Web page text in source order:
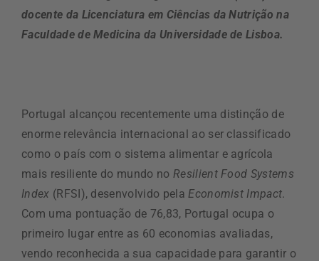
docente da Licenciatura em Ciências da Nutrição na
Faculdade de Medicina da Universidade de Lisboa.
Portugal alcançou recentemente uma distinção de
enorme relevância internacional ao ser classificado
como o país com o sistema alimentar e agrícola
mais resiliente do mundo no Resilient Food Systems
Index (RFSI), desenvolvido pela Economist Impact.
Com uma pontuação de 76,83, Portugal ocupa o
primeiro lugar entre as 60 economias avaliadas,
vendo reconhecida a sua capacidade para garantir o